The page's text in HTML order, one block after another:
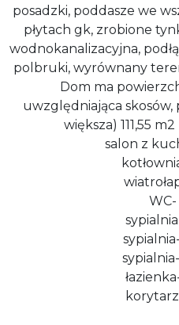
posadzki, poddasze we
płytach gk, zrobione
wodnokanalizacyjna,
polbruki, wyrównany
Dom ma
uwzględniająca skosów,
większa) 111,55
salon z
WC-